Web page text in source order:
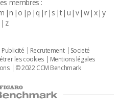
membres :
n o p q r s t u v w x y
z
Publicité Recrutement
Societé
les cookies
Mentions légales
© 2022 CCM Benchmark